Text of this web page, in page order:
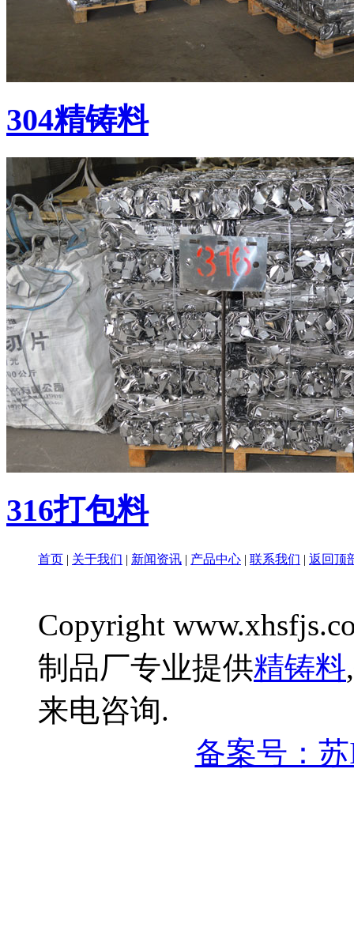
304精铸料
316打包料
首页 | 关于我们 | 新闻资讯 | 产品中心 | 联系我们 | 返回顶
Copyright
制品厂专业提供精铸料,
来电咨询.
备案号：苏